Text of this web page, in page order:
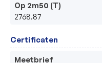
Op 2m50 (T)
2768.87
Certificaten
Meetbrief